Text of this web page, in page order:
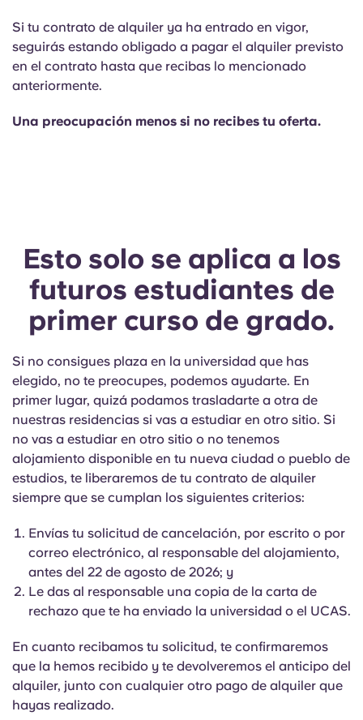
Si tu contrato de alquiler ya ha entrado en vigor,
seguirás estando obligado a pagar el alquiler previsto
en el contrato hasta que recibas lo mencionado
anteriormente.
Una preocupación menos si no recibes tu oferta.
Esto solo se aplica a los
futuros estudiantes de
primer curso de grado.
Si no consigues plaza en la universidad que has
elegido, no te preocupes, podemos ayudarte. En
primer lugar, quizá podamos trasladarte a otra de
nuestras residencias si vas a estudiar en otro sitio. Si
no vas a estudiar en otro sitio o no tenemos
alojamiento disponible en tu nueva ciudad o pueblo de
estudios, te liberaremos de tu contrato de alquiler
siempre que se cumplan los siguientes criterios:
Envías tu solicitud de cancelación, por escrito o por
correo electrónico, al responsable del alojamiento,
antes del 22 de agosto de 2026; y
Le das al responsable una copia de la carta de
rechazo que te ha enviado la universidad o el UCAS.
En cuanto recibamos tu solicitud, te confirmaremos
que la hemos recibido y te devolveremos el anticipo del
alquiler, junto con cualquier otro pago de alquiler que
hayas realizado.